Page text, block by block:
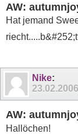
AW:
Hat jemand
Nike:
23.02.2006
AW:
Hallöchen!